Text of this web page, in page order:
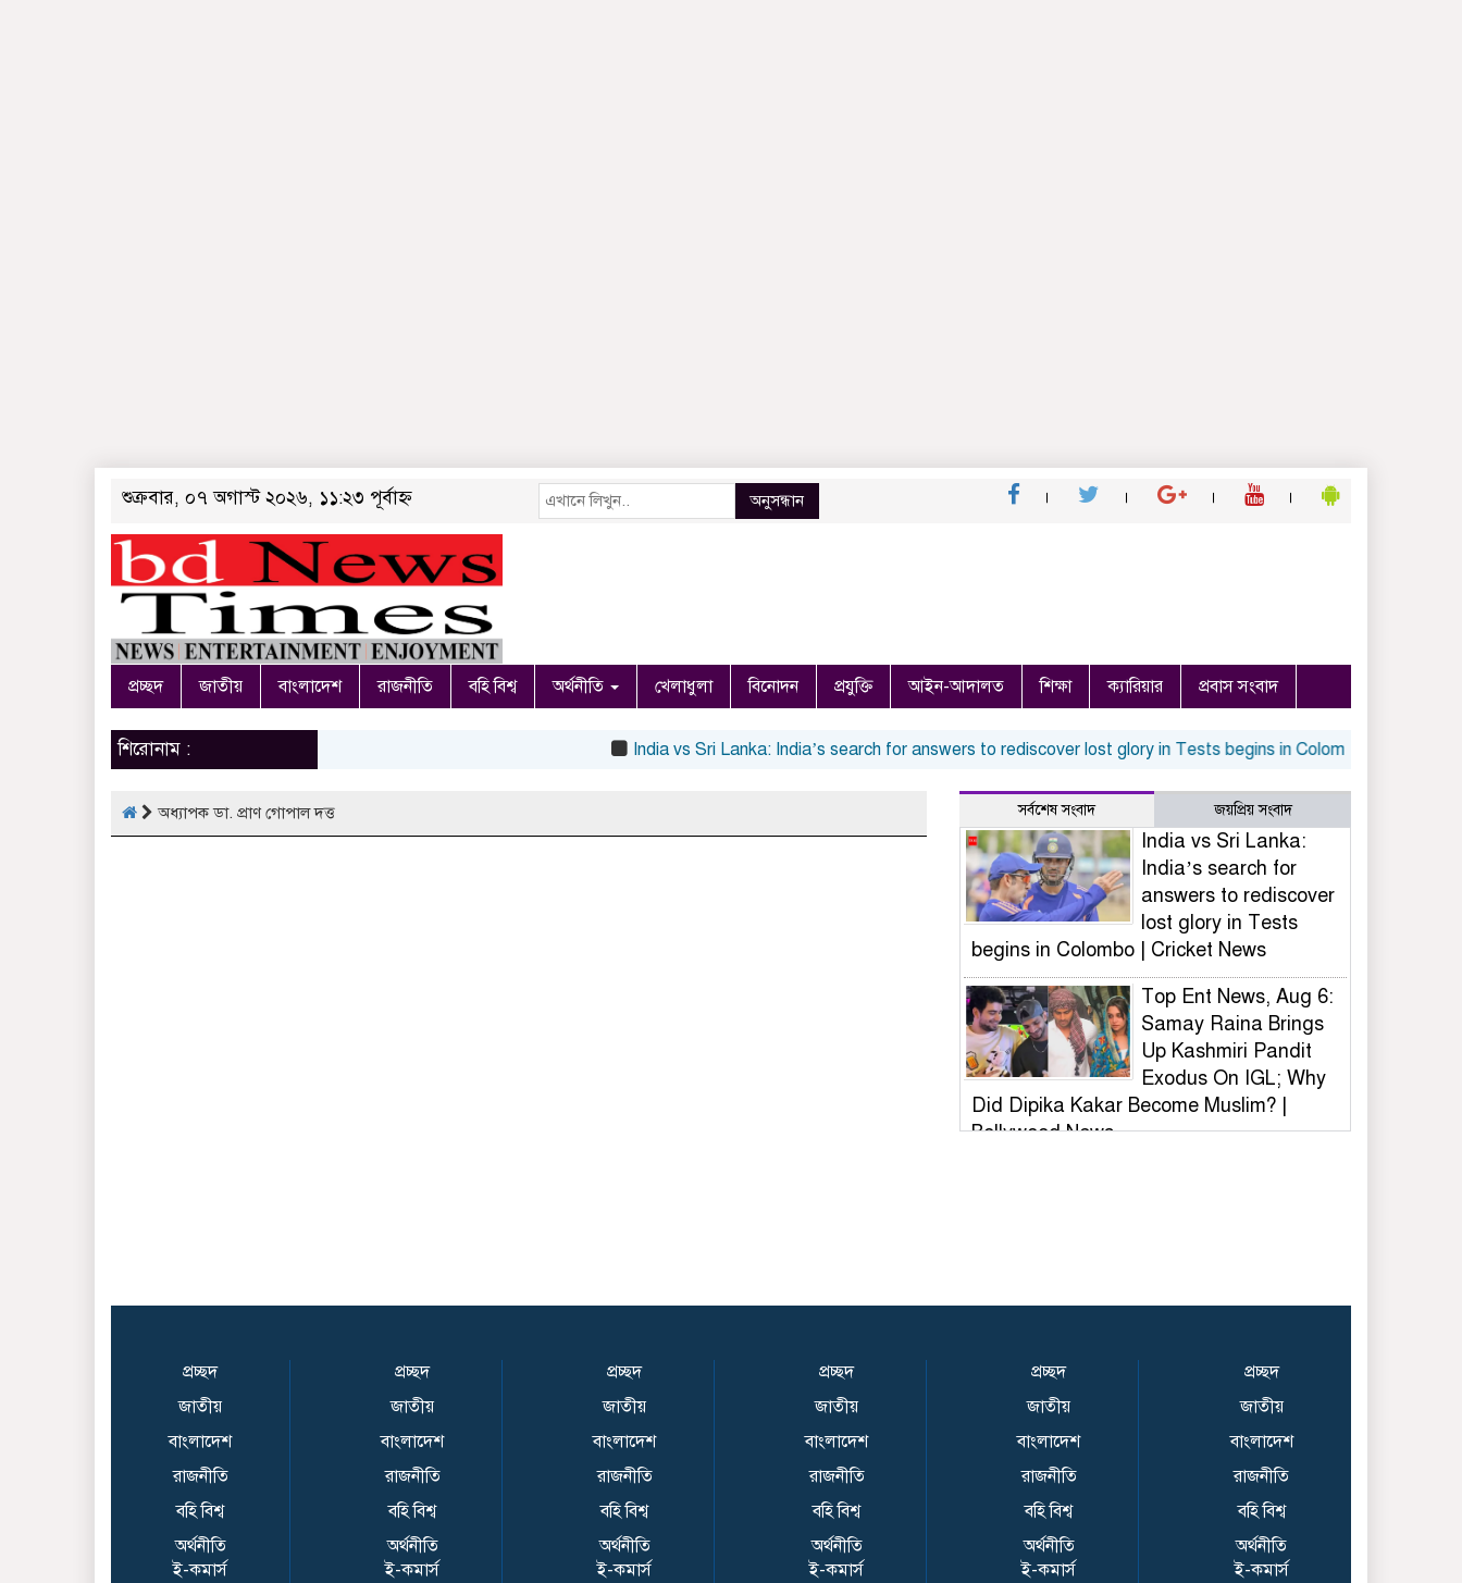
শুক্রবার, ০৭ অগাস্ট ২০২৬, ১১:২৩ পূর্বাহ্ন অনুসন্ধান
প্রচ্ছদ জাতীয় বাংলাদেশ রাজনীতি বহি বিশ্ব অর্থনীতি খেলাধুলা বিনোদন প্রযুক্তি আইন-আদালত শিক্ষা ক্যারিয়ার প্রবাস সংবাদ
শিরোনাম : India vs Sri Lanka: India’s search for answers to rediscover lost glory in Tests begins in Colombo | Cricket News
অধ্যাপক ডা. প্রাণ গোপাল দত্ত সর্বশেষ সংবাদ জয়প্রিয় সংবাদ
India vs Sri Lanka:
India’s search for
answers to rediscover
lost glory in Tests
begins in Colombo | Cricket News
Top Ent News, Aug 6:
Samay Raina Brings
Up Kashmiri Pandit
Exodus On IGL; Why
Did Dipika Kakar Become Muslim? |
Bollywood News
বিটিসি আয়োজিত
টিএল)ফায়নাল খেলা
কালিয়াকৈরে বিডি ক্লিনের
একপাশে ময়লার স্কোপ
অন্য পাশে ছিল সুন্দর
হামের উপসর্গে আরও ৬
প্রচ্ছদ
জাতীয়
বাংলাদেশ
রাজনীতি
বহি বিশ্ব
অর্থনীতি
ই-কমার্স
প্রচ্ছদ
জাতীয়
বাংলাদেশ
রাজনীতি
বহি বিশ্ব
অর্থনীতি
ই-কমার্স
প্রচ্ছদ
জাতীয়
বাংলাদেশ
রাজনীতি
বহি বিশ্ব
অর্থনীতি
ই-কমার্স
প্রচ্ছদ
জাতীয়
বাংলাদেশ
রাজনীতি
বহি বিশ্ব
অর্থনীতি
ই-কমার্স
প্রচ্ছদ
জাতীয়
বাংলাদেশ
রাজনীতি
বহি বিশ্ব
অর্থনীতি
ই-কমার্স
প্রচ্ছদ
জাতীয়
বাংলাদেশ
রাজনীতি
বহি বিশ্ব
অর্থনীতি
ই-কমার্স